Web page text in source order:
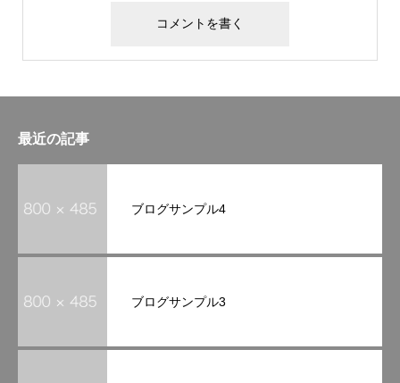
最近の記事
ブログサンプル4
ブログサンプル3